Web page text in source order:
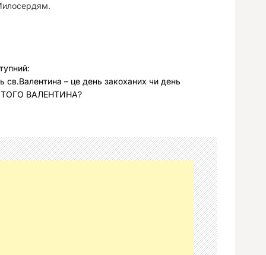
св.Валентина – це день закоханих чи день
ВАЛЕНТИНА?